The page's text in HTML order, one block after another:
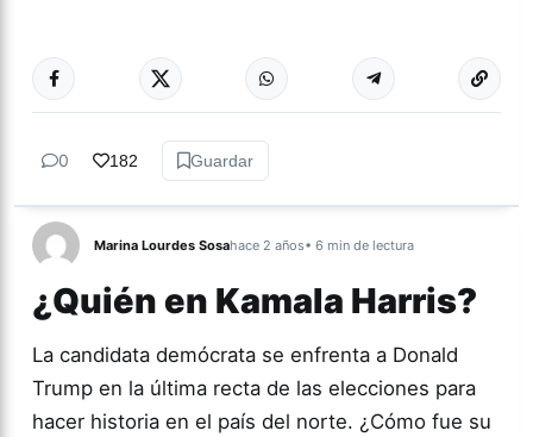
GÉNERO Y
DIVERSIDAD
Más
0 182 Guardar
Marina Lourdes Sosahace 2 años• 6 min de lectura
¿Quién en Kamala Harris?
La candidata demócrata se enfrenta a Donald
Trump en la última recta de las elecciones para
hacer historia en el país del norte. ¿Cómo fue su